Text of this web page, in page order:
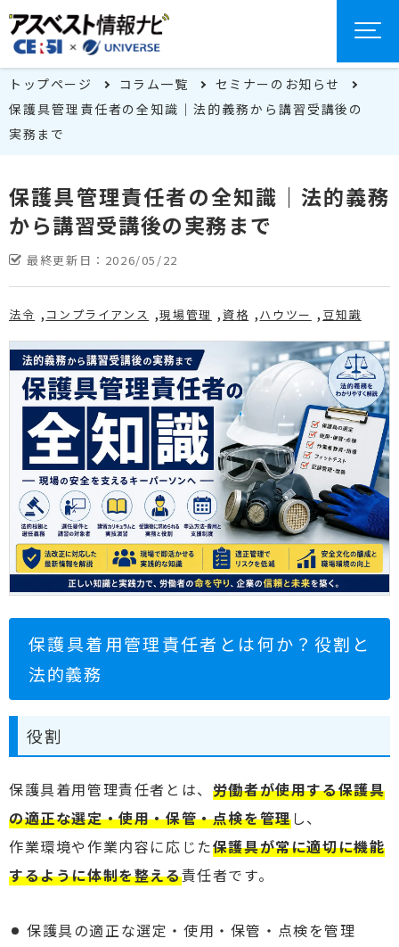
トップページ コラム一覧
セミナーのお知らせ
保護具管理責任者の全知識｜法的義務から講習受講後の
実務まで
保護具管理責任者の全知識｜法的義務
から講習受講後の実務まで
最終更新日： 2026/05/22
法令 コンプライアンス 現場管理 資格 ハウツー 豆知識
保護具着用管理責任者とは何か？役割と
法的義務
役割
保護具着用管理責任者とは、 労働者が使用する保護具
の適正な選定・使用・保管・点検を管理し、
作業環境や作業内容に応じた保護具が常に適切に機能
するように体制を整える責任者です。
保護具の適正な選定・使用・保管・点検を管理